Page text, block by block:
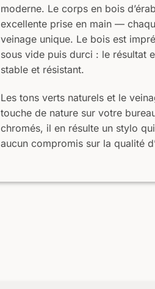
moderne. Le corps en bois
excellente prise en main —
veinage unique. Le bois est
sous vide puis durci : le résultat
stable et résistant.
Les tons verts naturels et le
touche de nature sur votre
chromés, il en résulte un stylo
aucun compromis sur la qualité